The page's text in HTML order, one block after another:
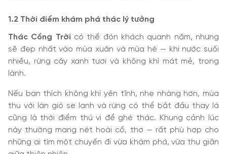
1.2 Thời điểm khám phá thác lý tưởng
Thác Cổng Trời có thể đón khách quanh năm, nhưng
sẽ đẹp nhất vào mùa xuân và mùa hè — khi nước suối
nhiều, rừng cây xanh tươi và không khí mát mẻ, trong
lành.
Nếu bạn thích không khí yên tĩnh, nhẹ nhàng hơn, mùa
thu với làn gió se lạnh và rừng có thể bắt đầu thay lá
cũng là thời điểm thú vị để ghé thác. Khung cảnh lúc
này thường mang nét hoài cổ, thơ — rất phù hợp cho
những ai tìm một chuyến đi vừa khám phá, vừa thư giãn